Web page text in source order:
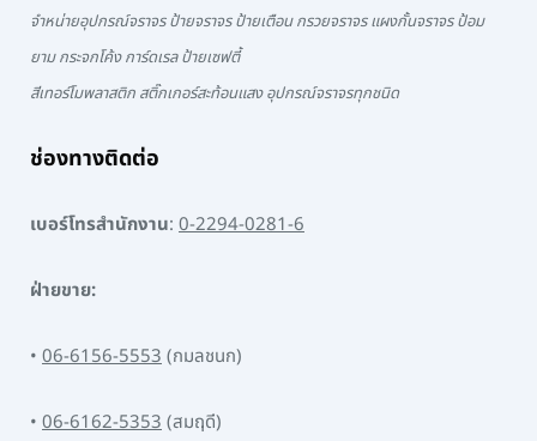
จำหน่ายอุปกรณ์จราจร ป้ายจราจร ป้ายเตือน กรวยจราจร แผงกั้นจราจร ป้อม
ยาม กระจกโค้ง การ์ดเรล ป้ายเซฟตี้
สีเทอร์โมพลาสติก สติ๊กเกอร์สะท้อนแสง อุปกรณ์จราจรทุกชนิด
ช่องทางติดต่อ
เบอร์โทรสำนักงาน: 0-2294-0281-6
ฝ่ายขาย:
• 06-6156-5553 (กมลชนก)
• 06-6162-5353 (สมฤดี)